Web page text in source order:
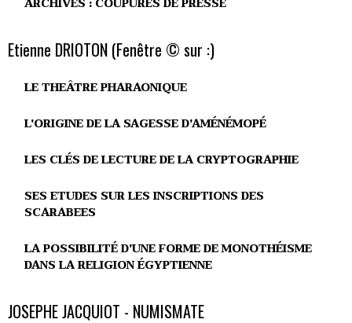
Etienne DRIOTON (Fenêtre © sur :)
LE THEÂTRE PHARAONIQUE
L'ORIGINE DE LA SAGESSE D'AMÉNÉMOPÉ
LES CLÉS DE LECTURE DE LA CRYPTOGRAPHIE
SES ETUDES SUR LES INSCRIPTIONS DES
SCARABEES
LA POSSIBILITÉ D'UNE FORME DE MONOTHÉISME
DANS LA RELIGION ÉGYPTIENNE
JOSEPHE JACQUIOT - NUMISMATE